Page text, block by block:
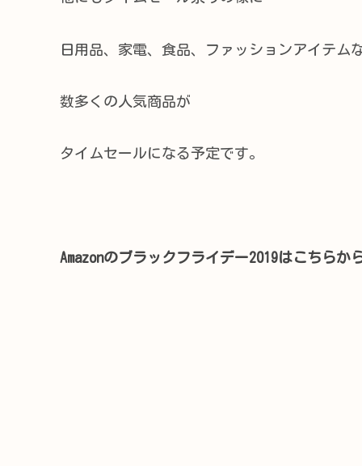
日用品、家電、食品、ファッションアイテム
数多くの人気商品が
タイムセールになる予定です。
Amazonのブラックフライデー2019はこちらか